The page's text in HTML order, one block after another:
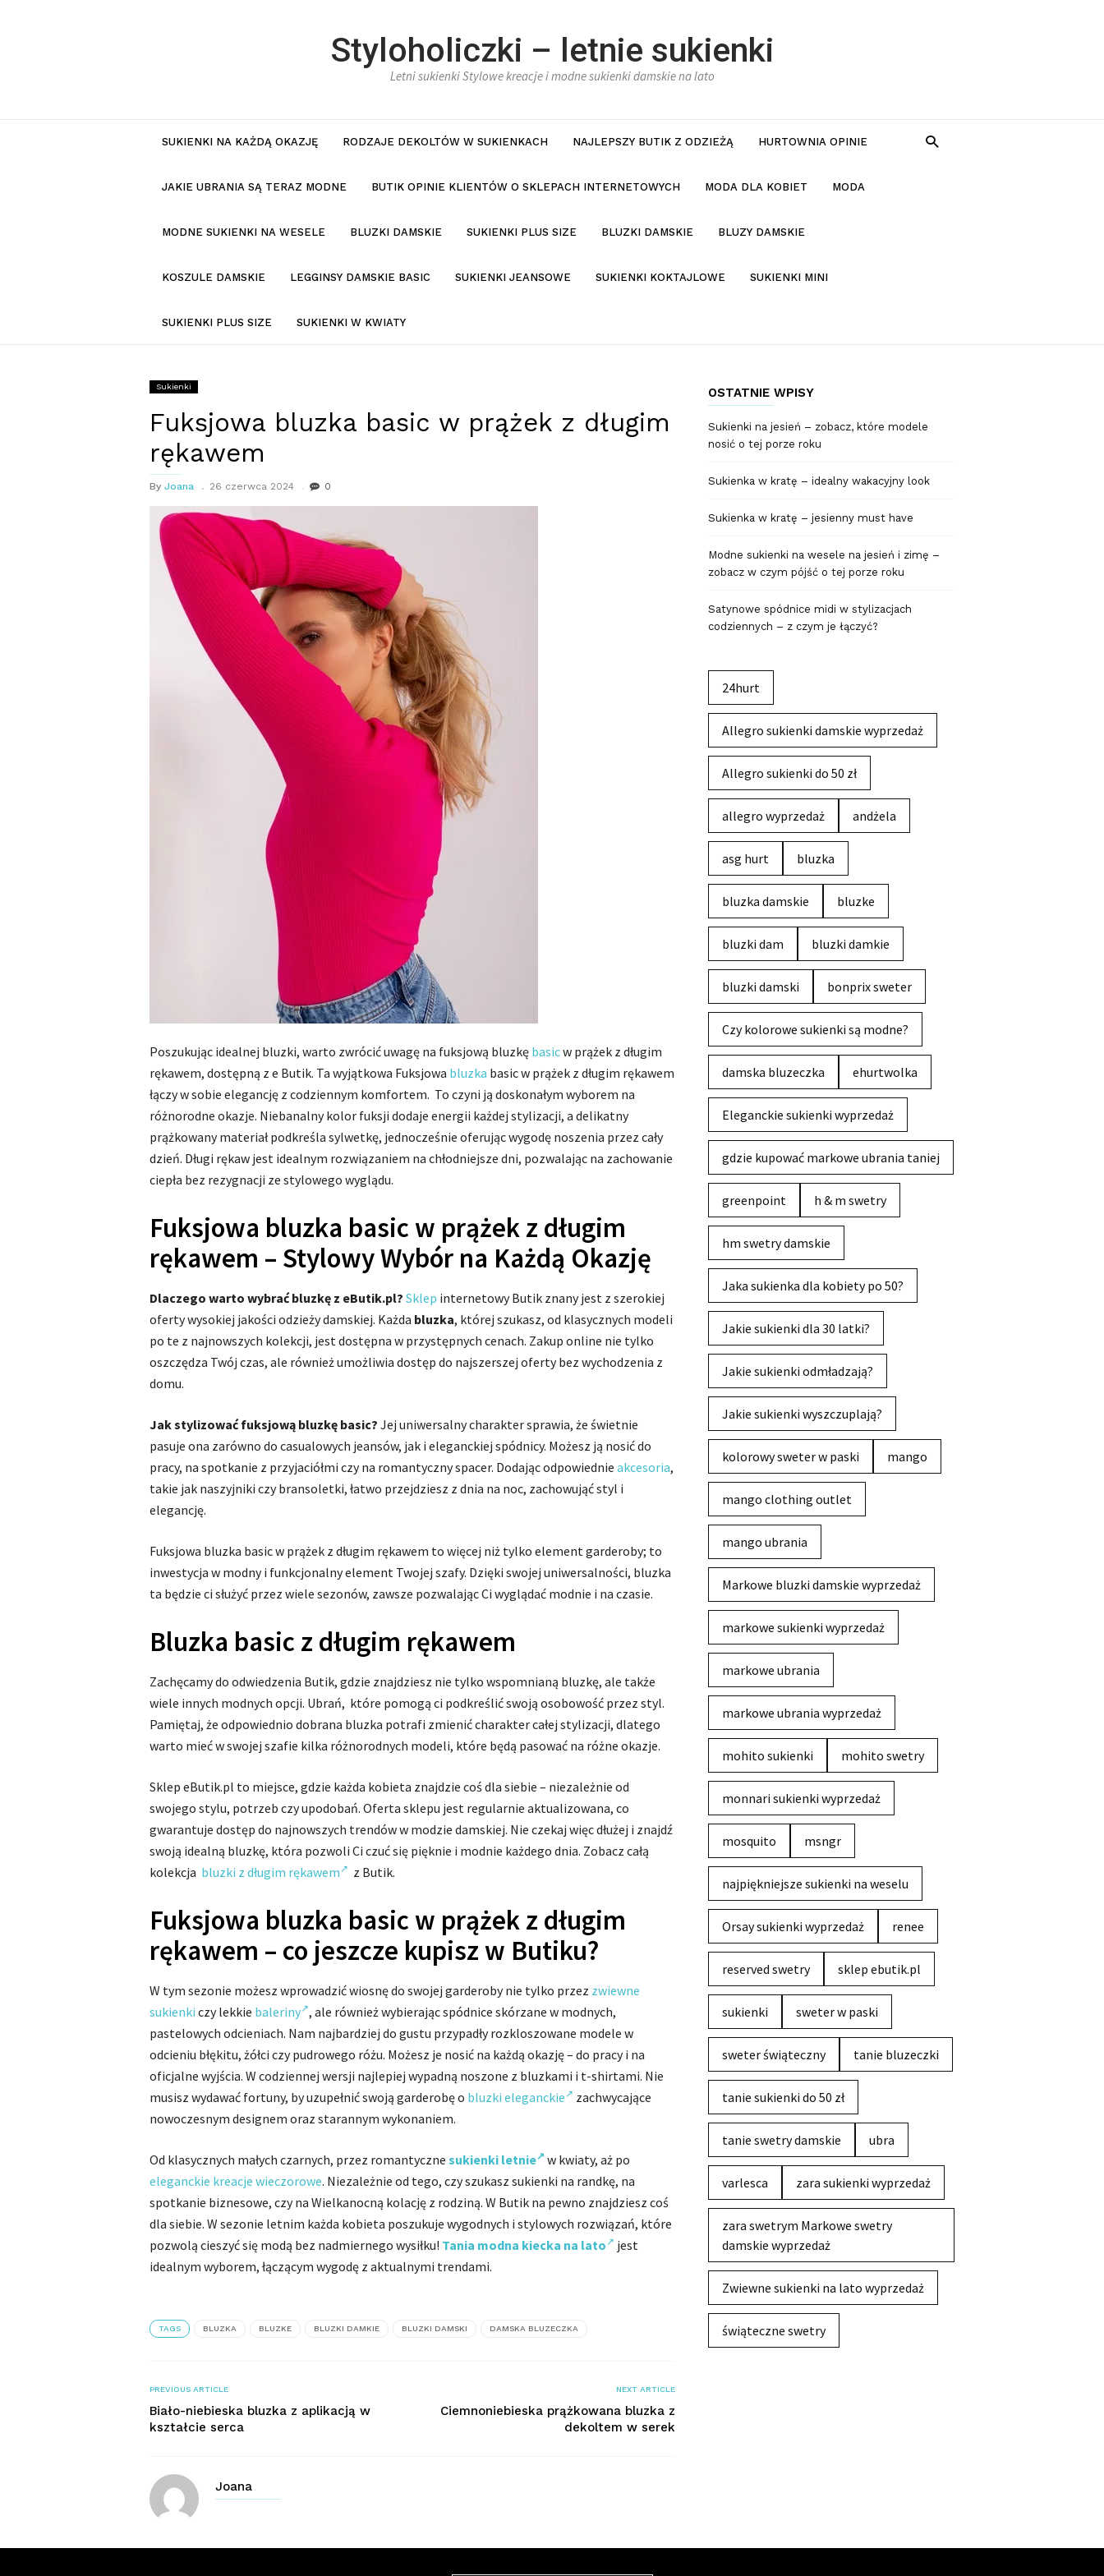
Styloholiczki – letnie sukienki
Letni sukienki Stylowe kreacje i modne sukienki damskie na lato
SUKIENKI NA KAŻDĄ OKAZJĘ RODZAJE DEKOLTÓW W SUKIENKACH NAJLEPSZY BUTIK Z ODZIEŻĄ HURTOWNIA OPINIE
JAKIE UBRANIA SĄ TERAZ MODNE BUTIK OPINIE KLIENTÓW O SKLEPACH INTERNETOWYCH MODA DLA KOBIET MODA
MODNE SUKIENKI NA WESELE BLUZKI DAMSKIE SUKIENKI PLUS SIZE BLUZKI DAMSKIE BLUZY DAMSKIE
KOSZULE DAMSKIE LEGGINSY DAMSKIE BASIC SUKIENKI JEANSOWE SUKIENKI KOKTAJLOWE SUKIENKI MINI
SUKIENKI PLUS SIZE SUKIENKI W KWIATY
Sukienki
Fuksjowa bluzka basic w prążek z długim
rękawem
By Joana 26 czerwca 2024 0
Poszukując idealnej bluzki, warto zwrócić uwagę na fuksjową bluzkę basicw prążek z długim
rękawem, dostępną z e Butik. Ta wyjątkowa Fuksjowa bluzka basic w prążek z długim rękawem
łączy w sobie elegancję z codziennym komfortem. To czyni ją doskonałym wyborem na
różnorodne okazje. Niebanalny kolor fuksji dodaje energii każdej stylizacji, a delikatny
prążkowany materiał podkreśla sylwetkę, jednocześnie oferując wygodę noszenia przez cały
dzień. Długi rękaw jest idealnym rozwiązaniem na chłodniejsze dni, pozwalając na zachowanie
ciepła bez rezygnacji ze stylowego wyglądu.
Fuksjowa bluzka basic w prążek z długim
rękawem – Stylowy Wybór na Każdą Okazję
Dlaczego warto wybrać bluzkę z eButik.pl? Sklep internetowy Butik znany jest z szerokiej
oferty wysokiej jakości odzieży damskiej. Każda bluzka, której szukasz, od klasycznych modeli
po te z najnowszych kolekcji, jest dostępna w przystępnych cenach. Zakup online nie tylko
oszczędza Twój czas, ale również umożliwia dostęp do najszerszej oferty bez wychodzenia z
domu.
Jak stylizować fuksjową bluzkę basic? Jej uniwersalny charakter sprawia, że świetnie
pasuje ona zarówno do casualowych jeansów, jak i eleganckiej spódnicy. Możesz ją nosić do
pracy, na spotkanie z przyjaciółmi czy na romantyczny spacer. Dodając odpowiednie akcesoria,
takie jak naszyjniki czy bransoletki, łatwo przejdziesz z dnia na noc, zachowująć styl i
elegancję.
Fuksjowa bluzka basic w prążek z długim rękawem to więcej niż tylko element garderoby; to
inwestycja w modny i funkcjonalny element Twojej szafy. Dzięki swojej uniwersalności, bluzka
ta będzie ci służyć przez wiele sezonów, zawsze pozwalając Ci wyglądać modnie i na czasie.
Bluzka basic z długim rękawem
Zachęcamy do odwiedzenia Butik, gdzie znajdziesz nie tylko wspomnianą bluzkę, ale także
wiele innych modnych opcji. Ubrań, które pomogą ci podkreślić swoją osobowość przez styl.
Pamiętaj, że odpowiednio dobrana bluzka potrafi zmienić charakter całej stylizacji, dlatego
warto mieć w swojej szafie kilka różnorodnych modeli, które będą pasować na różne okazje.
Sklep eButik.pl to miejsce, gdzie każda kobieta znajdzie coś dla siebie – niezależnie od
swojego stylu, potrzeb czy upodobań. Oferta sklepu jest regularnie aktualizowana, co
gwarantuje dostęp do najnowszych trendów w modzie damskiej. Nie czekaj więc dłużej i znajdź
swoją idealną bluzkę, która pozwoli Ci czuć się pięknie i modnie każdego dnia. Zobacz całą
kolekcja bluzki z długim rękawem z Butik.
Fuksjowa bluzka basic w prążek z długim
rękawem – co jeszcze kupisz w Butiku?
W tym sezonie możesz wprowadzić wiosnę do swojej garderoby nie tylko przez zwiewne
sukienki czy lekkie baleriny , ale również wybierając spódnice skórzane w modnych,
pastelowych odcieniach. Nam najbardziej do gustu przypadły rozkloszowane modele w
odcieniu błękitu, żółci czy pudrowego różu. Możesz je nosić na każdą okazję – do pracy i na
oficjalne wyjścia. W codziennej wersji najlepiej wypadną noszone z bluzkami i t-shirtami. Nie
musisz wydawać fortuny, by uzupełnić swoją garderobę o bluzki eleganckie
zachwycające
nowoczesnym designem oraz starannym wykonaniem.
Od klasycznych małych czarnych, przez romantyczne sukienki letnie
w kwiaty, aż po
eleganckie kreacje wieczorowe. Niezależnie od tego, czy szukasz sukienki na randkę, na
spotkanie biznesowe, czy na Wielkanocną kolację z rodziną. W Butik na pewno znajdziesz coś
dla siebie. W sezonie letnim każda kobieta poszukuje wygodnych i stylowych rozwiązań, które
pozwolą cieszyć się modą bez nadmiernego wysiłku! Tania modna kiecka na lato
jest
idealnym wyborem, łączącym wygodę z aktualnymi trendami.
TAGS BLUZKA BLUZKE BLUZKI DAMKIE BLUZKI DAMSKI DAMSKA BLUZECZKA
PREVIOUS ARTICLE
Biało-niebieska bluzka z aplikacją w
kształcie serca
NEXT ARTICLE
Ciemnoniebieska prążkowana bluzka z
dekoltem w serek
Joana
OSTATNIE WPISY
Sukienki na jesień – zobacz, które modele
nosić o tej porze roku
Sukienka w kratę – idealny wakacyjny look
Sukienka w kratę – jesienny must have
Modne sukienki na wesele na jesień i zimę –
zobacz w czym pójść o tej porze roku
Satynowe spódnice midi w stylizacjach
codziennych – z czym je łączyć?
24hurt
Allegro sukienki damskie wyprzedaż
Allegro sukienki do 50 zł
allegro wyprzedaż andżela
asg hurt bluzka
bluzka damskie bluzke
bluzki dam bluzki damkie
bluzki damski bonprix sweter
Czy kolorowe sukienki są modne?
damska bluzeczka ehurtwolka
Eleganckie sukienki wyprzedaż
gdzie kupować markowe ubrania taniej
greenpoint h & m swetry
hm swetry damskie
Jaka sukienka dla kobiety po 50?
Jakie sukienki dla 30 latki?
Jakie sukienki odmładzają?
Jakie sukienki wyszczuplają?
kolorowy sweter w paski mango
mango clothing outlet
mango ubrania
Markowe bluzki damskie wyprzedaż
markowe sukienki wyprzedaż
markowe ubrania
markowe ubrania wyprzedaż
mohito sukienki mohito swetry
monnari sukienki wyprzedaż
mosquito msngr
najpiękniejsze sukienki na weselu
Orsay sukienki wyprzedaż renee
reserved swetry sklep ebutik.pl
sukienki sweter w paski
sweter świąteczny tanie bluzeczki
tanie sukienki do 50 zł
tanie swetry damskie ubra
varlesca zara sukienki wyprzedaż
zara swetrym Markowe swetry
damskie wyprzedaż
Zwiewne sukienki na lato wyprzedaż
świąteczne swetry